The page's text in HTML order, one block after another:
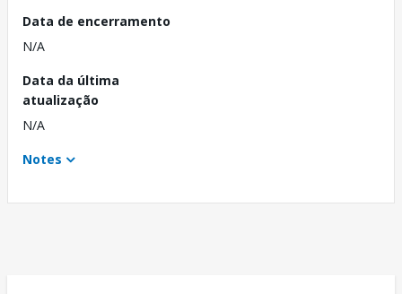
Data de encerramento
N/A
Data da última
atualização
N/A
Notes